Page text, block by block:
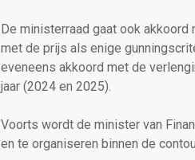
De ministerraad gaat ook
met de prijs als enige
eveneens akkoord met de
jaar (2024 en 2025).
Voorts wordt de minister van
en te organiseren binnen de